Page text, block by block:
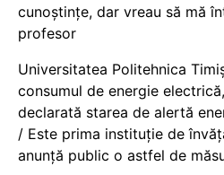
cunoștințe, dar vreau să mă
profesor
Universitatea Politehnica
consumul de energie
declarată starea de alertă
/ Este prima instituție de
anunță public o astfel de